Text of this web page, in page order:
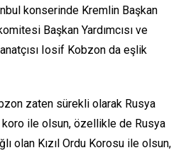
konserinde Kremlin Başkan
Başkan Yardımcısı ve
Iosif Kobzon da eşlik
zaten sürekli olarak Rusya
koro ile olsun, özellikle de Rusya
olan Kızıl Ordu Korosu ile olsun,